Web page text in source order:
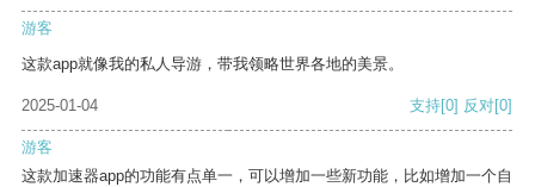
游客
这款app就像我的私人导游，带我领略世界各地的美景。
2025-01-04 支持[0] 反对[0]
游客
这款加速器app的功能有点单一，可以增加一些新功能，比如增加一个自